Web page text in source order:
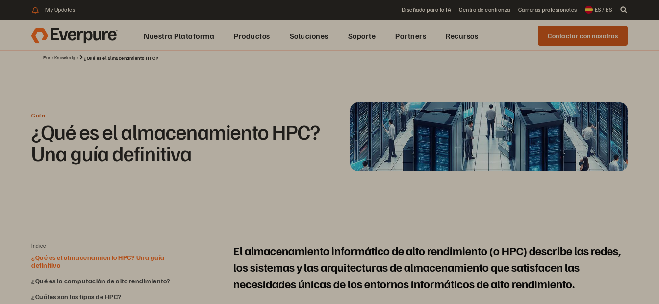
My Updates Diseñada para la IA Centro de confianza Carreras profesionales ES / ES
Nuestra Plataforma Productos Soluciones Soporte Partners Recursos Contactar con nosotros
Pure Knowledge ¿Qué es el almacenamiento HPC?
Guía
¿Qué es el almacenamiento HPC?
Una guía definitiva
Índice
¿Qué es el almacenamiento HPC? Una guía
definitiva
¿Qué es la computación de alto rendimiento?
¿Cuáles son los tipos de HPC?
El almacenamiento informático de alto rendimiento (o HPC) describe las redes,
los sistemas y las arquitecturas de almacenamiento que satisfacen las
necesidades únicas de los entornos informáticos de alto rendimiento.